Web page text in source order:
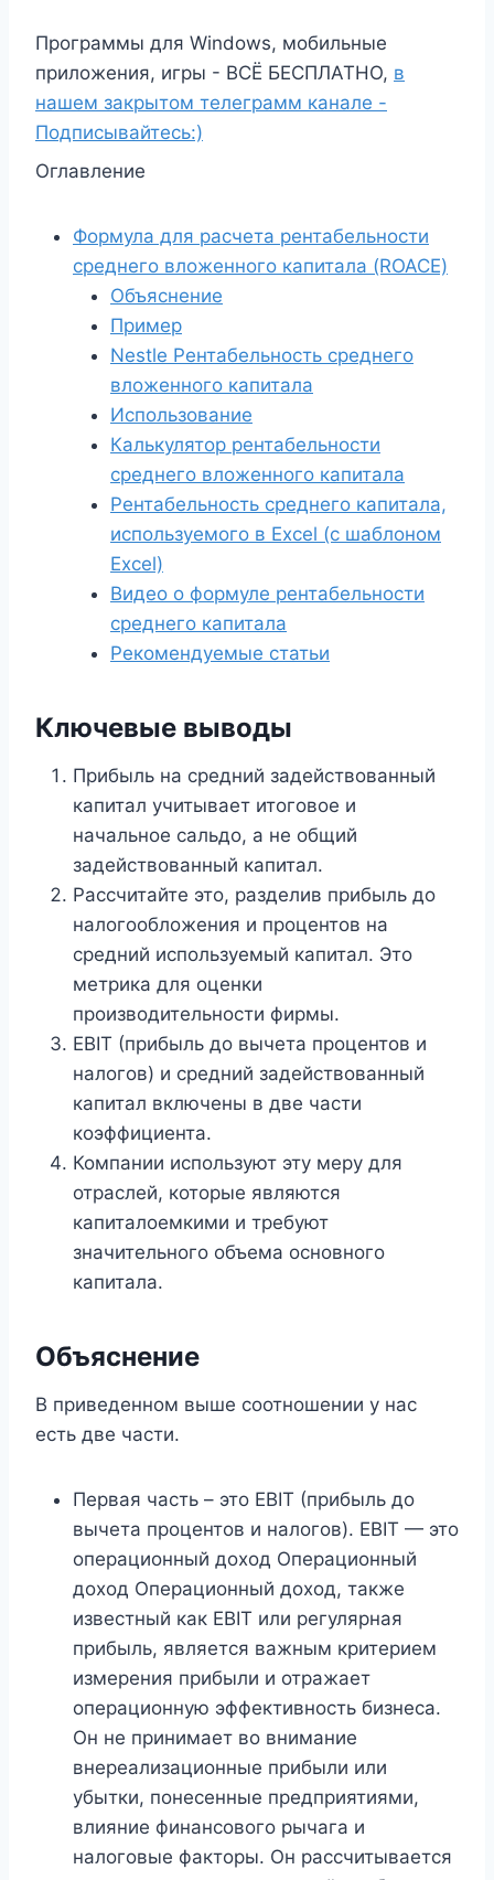
Программы для Windows, мобильные
приложения, игры - ВСЁ БЕСПЛАТНО, в
нашем закрытом телеграмм канале -
Подписывайтесь:)
Оглавление
Формула для расчета рентабельности
среднего вложенного капитала (ROACE)
Объяснение
Пример
Nestle Рентабельность среднего
вложенного капитала
Использование
Калькулятор рентабельности
среднего вложенного капитала
Рентабельность среднего капитала,
используемого в Excel (с шаблоном
Excel)
Видео о формуле рентабельности
среднего капитала
Рекомендуемые статьи
Ключевые выводы
Прибыль на средний задействованный
капитал учитывает итоговое и
начальное сальдо, а не общий
задействованный капитал.
Рассчитайте это, разделив прибыль до
налогообложения и процентов на
средний используемый капитал. Это
метрика для оценки
производительности фирмы.
EBIT (прибыль до вычета процентов и
налогов) и средний задействованный
капитал включены в две части
коэффициента.
Компании используют эту меру для
отраслей, которые являются
капиталоемкими и требуют
значительного объема основного
капитала.
Объяснение
В приведенном выше соотношении у нас
есть две части.
Первая часть – это EBIT (прибыль до
вычета процентов и налогов). EBIT — это
операционный доход Операционный
доход Операционный доход, также
известный как EBIT или регулярная
прибыль, является важным критерием
измерения прибыли и отражает
операционную эффективность бизнеса.
Он не принимает во внимание
внереализационные прибыли или
убытки, понесенные предприятиями,
влияние финансового рычага и
налоговые факторы. Он рассчитывается